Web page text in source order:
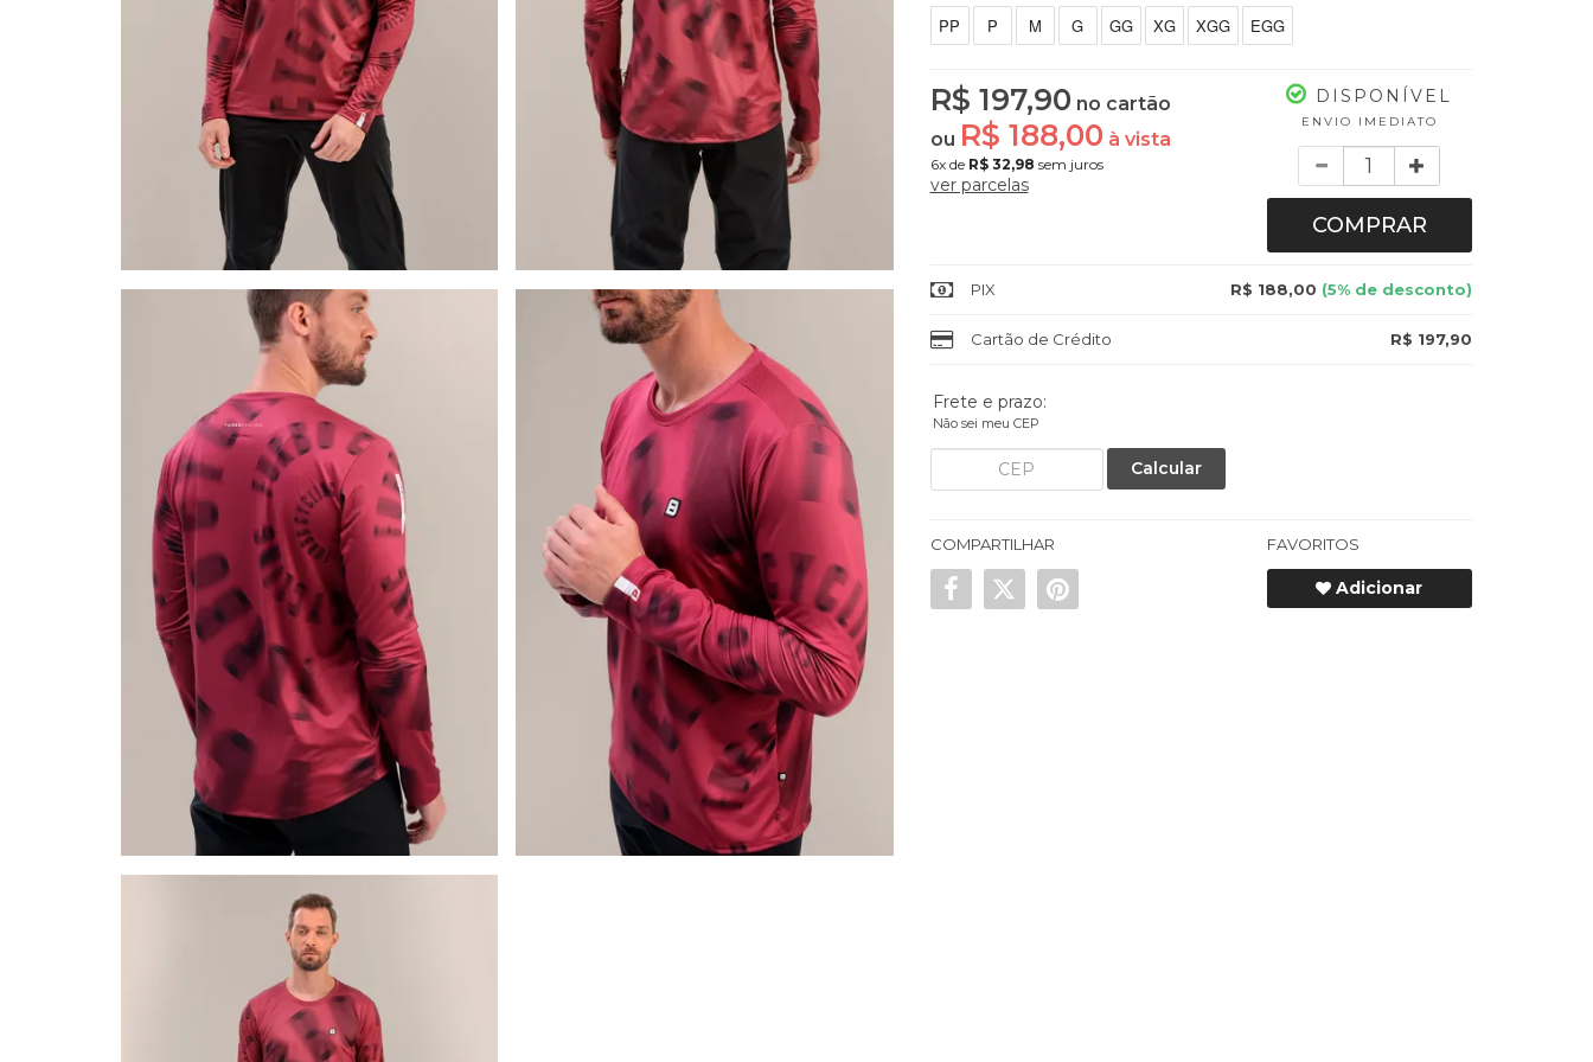
PP P M G GG XG XGG EGG
R$ 197,90 no cartão
ou R$ 188,00 à vista
6xde R$ 32,98 sem juros
ver parcelas
DISPONÍVEL
ENVIO IMEDIATO
Quantidade
COMPRAR
PIX R$ 188,00 (5% de desconto)
Cartão de Crédito R$ 197,90
Frete e prazo:
Não sei meu CEP
Calcular
COMPARTILHAR FAVORITOS
Adicionar